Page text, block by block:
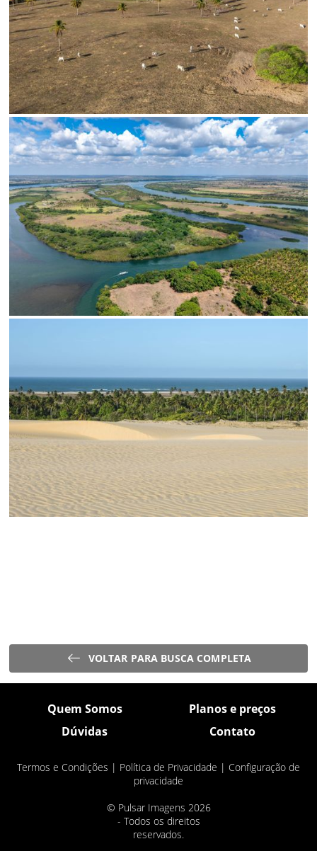
VOLTAR PARA BUSCA COMPLETA
Quem Somos
Planos e preços
Dúvidas
Contato
Termos e Condições | Política de Privacidade | Configuração de
privacidade
© Pulsar Imagens 2026
- Todos os direitos
reservados.